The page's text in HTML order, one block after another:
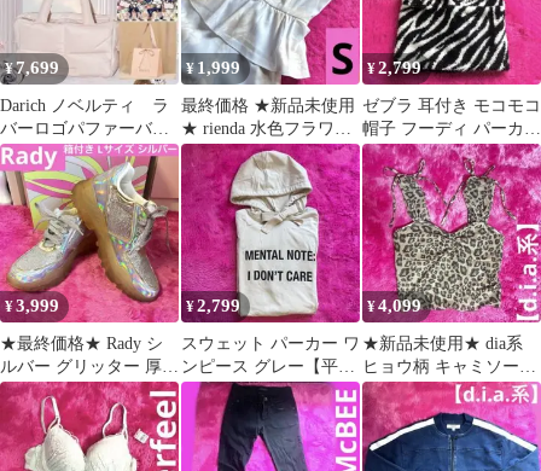
¥7,699
Darich ノベルティ ラ
バーロゴパファーバッ
グ +シール+ショッパ
ー 新品
¥ 1,999
最終価格 ★新品未使用
★ rienda 水色フラワー
プリント オールインワ
ン
¥2,799
ゼブラ 耳付き モコモコ
帽子 フーディ パーカー
【平成ギャル】dia系
¥3,999
★最終価格★ Rady シ
ルバー グリッター 厚底
ダッドスニーカー Lサ
イズ
¥2,799
スウェット パーカー ワ
ンピース グレー【平成
ギャル】薄手 Ｍ
¥4,099
★新品未使用★ dia系
ヒョウ柄 キャミソール
【平成ギャル】 レオパ
ード